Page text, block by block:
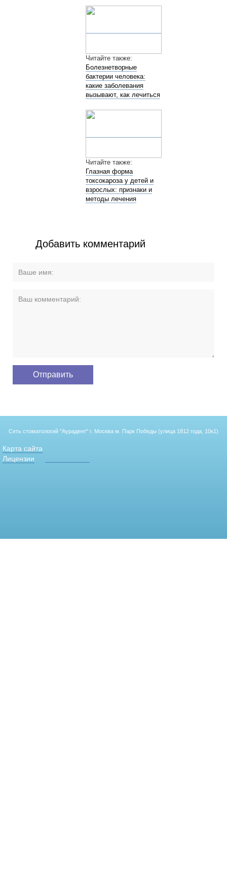
Читайте также:
Болезнетворные
бактерии человека:
какие заболевания
вызывают, как лечиться
Читайте также:
Глазная форма
токсокароза у детей и
взрослых: признаки и
методы лечения
Добавить комментарий
Сеть стоматологий "Аурадент" г. Москва м. Парк Победы (улица 1812 года, 10к1)
Карта сайта
Лицензии